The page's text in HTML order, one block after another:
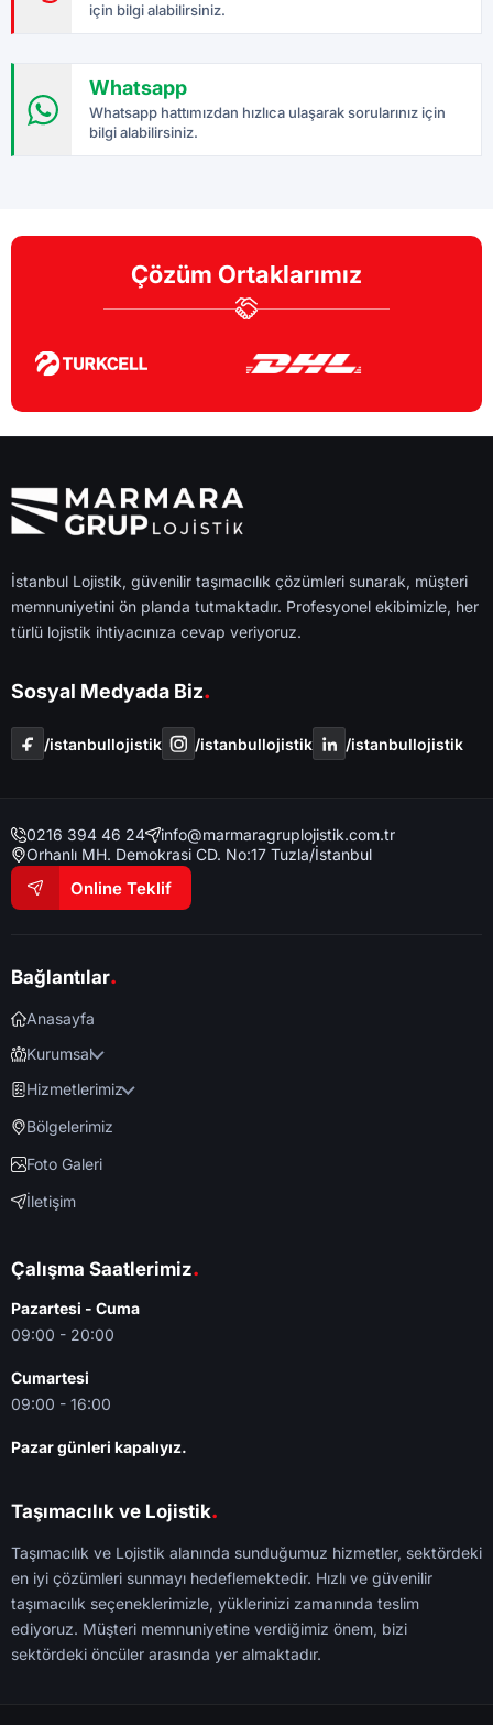
için bilgi alabilirsiniz.
Whatsapp
Whatsapp hattımızdan hızlıca ulaşarak sorularınız için
bilgi alabilirsiniz.
Çözüm Ortaklarımız
İstanbul Lojistik, güvenilir taşımacılık çözümleri sunarak, müşteri
memnuniyetini ön planda tutmaktadır. Profesyonel ekibimizle, her
türlü lojistik ihtiyacınıza cevap veriyoruz.
Sosyal Medyada Biz.
/i̇stanbullojistik /i̇stanbullojistik /i̇stanbullojistik
0216 394 46 24
info@marmaragruplojistik.com.tr
Orhanlı MH. Demokrasi CD. No:17 Tuzla/İstanbul
Online Teklif
Bağlantılar.
Anasayfa
Kurumsal
Hizmetlerimiz
Bölgelerimiz
Foto Galeri
İletişim
Çalışma Saatlerimiz.
Pazartesi - Cuma
09:00 - 20:00
Cumartesi
09:00 - 16:00
Pazar günleri kapalıyız.
Taşımacılık ve Lojistik.
Taşımacılık ve Lojistik alanında sunduğumuz hizmetler, sektördeki
en iyi çözümleri sunmayı hedeflemektedir. Hızlı ve güvenilir
taşımacılık seçeneklerimizle, yüklerinizi zamanında teslim
ediyoruz. Müşteri memnuniyetine verdiğimiz önem, bizi
sektördeki öncüler arasında yer almaktadır.